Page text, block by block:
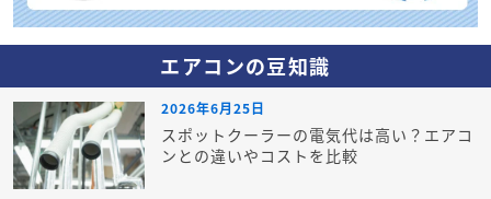
エアコンの豆知識
2026年6月25日
スポットクーラーの電気代は高い？エアコ
ンとの違いやコストを比較